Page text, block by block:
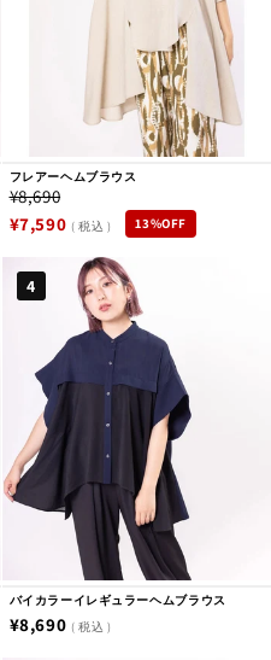
フレアーヘムブラウス
通
価
¥8,690
セ
ル
¥7,590 税込 13%OFF
4
バイカラーイレギュラーヘムブラウス
通
¥8,690 税込